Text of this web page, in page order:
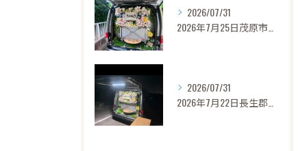
2026/07/31
2026/07/31